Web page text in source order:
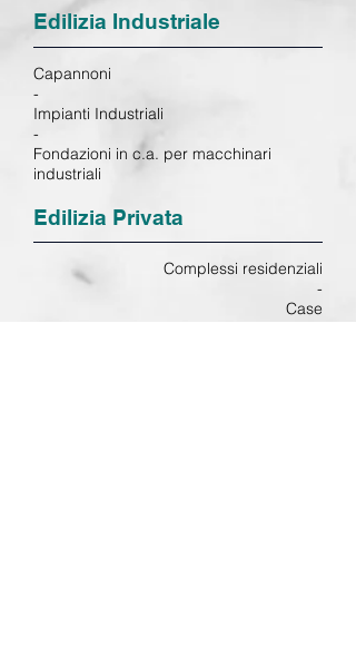
Edilizia Industriale
Capannoni
-
Impianti Industriali
-
Fondazioni in c.a. per macchinari
industriali
Edilizia Privata
Complessi residenziali
-
Case